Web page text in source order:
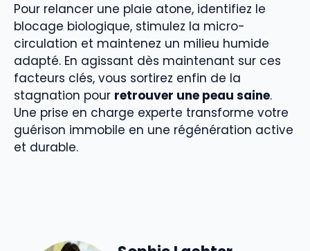
Pour relancer une plaie atone, identifiez le
blocage biologique, stimulez la micro-
circulation et maintenez un milieu humide
adapté. En agissant dès maintenant sur ces
facteurs clés, vous sortirez enfin de la
stagnation pour retrouver une peau saine.
Une prise en charge experte transforme votre
guérison immobile en une régénération active
et durable.